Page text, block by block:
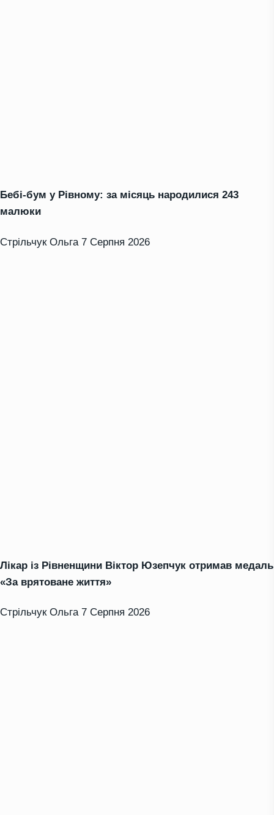
Бебі-бум у Рівному: за місяць народилися 243
малюки
Стрільчук Ольга 7 Серпня 2026
Лікар із Рівненщини Віктор Юзепчук отримав медаль
«За врятоване життя»
Стрільчук Ольга 7 Серпня 2026